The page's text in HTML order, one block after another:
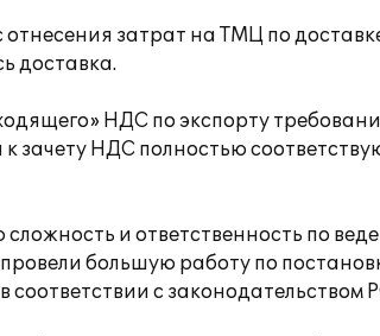
затрат на ТМЦ по
доставка.
НДС по экспорту
зачету НДС полностью
и ответственность по
большую работу по
с законодательством